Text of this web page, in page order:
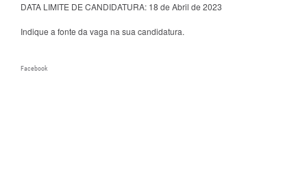
DATA LIMITE DE CANDIDATURA: 18 de Abril de 2023
Indique a fonte da vaga na sua candidatura.
Facebook